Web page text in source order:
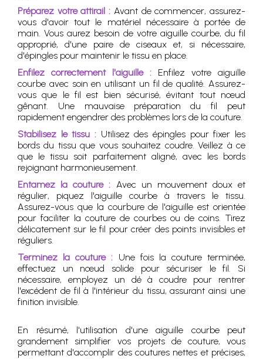
Préparez votre attirail : Avant de commencer, assurez-
vous d'avoir tout le matériel nécessaire à portée de
main. Vous aurez besoin de votre aiguille courbe, du fil
approprié, d'une paire de ciseaux et, si nécessaire,
d'épingles pour maintenir le tissu en place.
Enfilez correctement l'aiguille :
Enfilez votre aiguille
courbe avec soin en utilisant un fil de qualité. Assurez-
vous que le fil est bien sécurisé, évitant tout nœud
gênant. Une mauvaise préparation du fil peut
rapidement engendrer des problèmes lors de la couture.
Stabilisez le tissu : Utilisez des épingles pour fixer les
bords du tissu que vous souhaitez coudre. Veillez à ce
que le tissu soit parfaitement aligné, avec les bords
rejoignant harmonieusement.
Entamez la couture : Avec un mouvement doux et
régulier, piquez l'aiguille courbe à travers le tissu.
Assurez-vous que la courbure de l'aiguille est orientée
pour faciliter la couture de courbes ou de coins. Tirez
délicatement sur le fil pour créer des points invisibles et
réguliers.
Terminez la couture : Une fois la couture terminée,
effectuez un nœud solide pour sécuriser le fil. Si
nécessaire, employez un dé à coudre pour rentrer
l'excédent de fil à l'intérieur du tissu, assurant ainsi une
finition invisible.
En résumé, l'utilisation d'une aiguille courbe peut
grandement simplifier vos projets de couture, vous
permettant d'accomplir des coutures nettes et précises,